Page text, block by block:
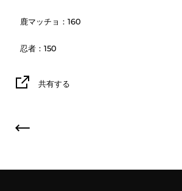
鹿マッチョ：160
忍者：150
共有する